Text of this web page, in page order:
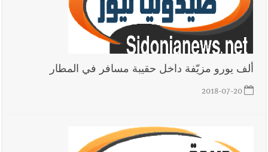
أخبار صيدا
المهندس محمد زهير السعودي يستقبل المختارين
بعاصيري والبيلاني
أخبار لبنان
مقدمات نشرات الأخبار المسائية في لبنان ليوم السبت
نقطة للجيش اللبناني
ألف يورو مزيّفة داخل حقيبة مسافر في المطار
2018-07-20